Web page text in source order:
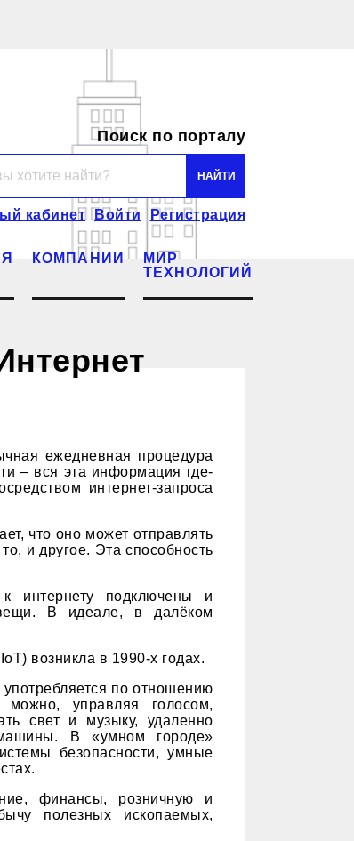
Поиск по порталу
кабинет Войти Регистрация
КОМПАНИИ
МИР
ТЕХНОЛОГИЙ
ежедневная процедура
– вся эта информация где-
интернет-запроса
что оно может отправлять
и другое. Эта способность
интернету подключены и
В идеале, в далёком
возникла в 1990-х годах.
по отношению
управляя голосом,
свет и музыку, удаленно
В «умном городе»
безопасности, умные
финансы, розничную и
полезных ископаемых,